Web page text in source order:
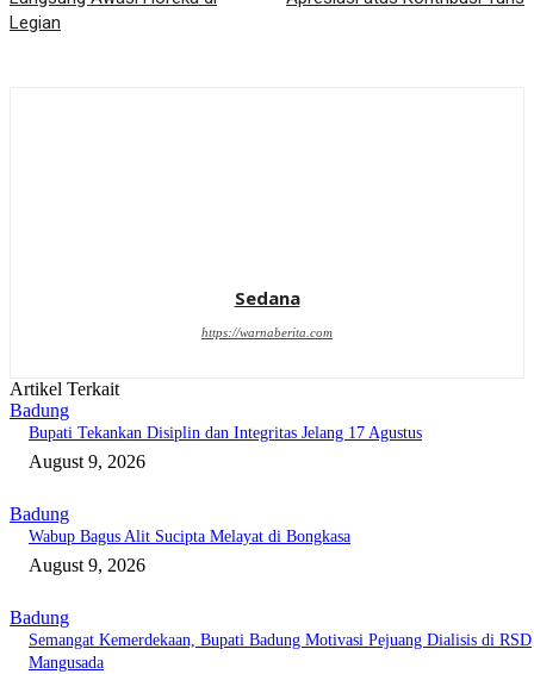
Legian
Sedana
https://warnaberita.com
Artikel Terkait
Badung
Bupati Tekankan Disiplin dan Integritas Jelang 17 Agustus
August 9, 2026
Badung
Wabup Bagus Alit Sucipta Melayat di Bongkasa
August 9, 2026
Badung
Semangat Kemerdekaan, Bupati Badung Motivasi Pejuang Dialisis di RSD
Mangusada